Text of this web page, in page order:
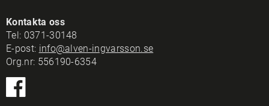
Kontakta oss
Tel: 0371-30148
E-post: info@alven-ingvarsson.se
Org.nr: 556190-6354